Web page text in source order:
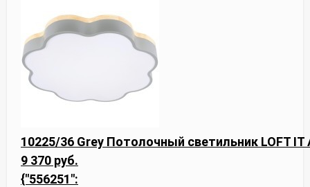
10225/36 Grey Потолочный светильник LOFT IT
9 370 руб.
{"556251":